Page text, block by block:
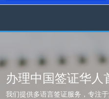
办理中国签证华人
我们提供多语言签证服务，专注